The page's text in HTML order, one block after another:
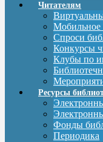
Читателям
Спроси
Конкурсы
Клубы по
Ресурсы
Фонды
Периодика